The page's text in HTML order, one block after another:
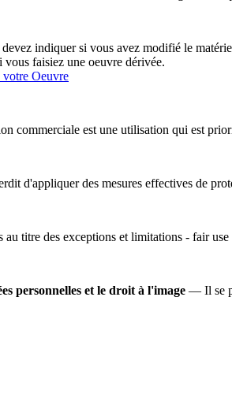
indiquer si vous avez modifié le
faisiez une oeuvre dérivée.
votre Oeuvre
commerciale est une utilisation qui est
d'appliquer des mesures effectives de
titre des exceptions et limitations - fair
personnelles et le droit à l'image — Il se